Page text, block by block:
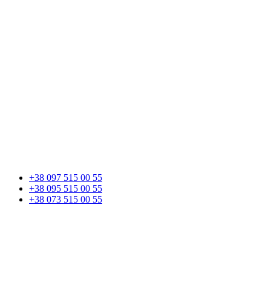
+38 097 515 00 55
+38 095 515 00 55
+38 073 515 00 55